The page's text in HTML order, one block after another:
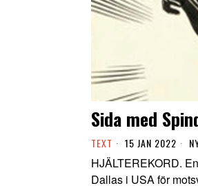
Sida med
TEXT 15 JAN 2022
HJÄLTEREKORD.
Dallas i USA för